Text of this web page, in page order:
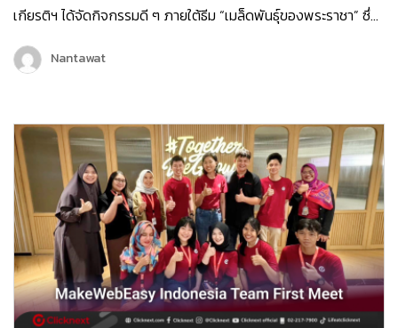
เกียรติฯ ได้จัดกิจกรรมดี ๆ ภายใต้ธีม “เมล็ดพันธุ์ของพระราชา” ซึ่ง
เด็ก ๆ และเยาวชน หนึ่งในกิจกรรมที่ได้รับความสนใจจากเด็ก ๆ
ภายในงานก็คือ Virtual Reality Game “1 ไร่ พึ่งตนเอง”…
Nantawat